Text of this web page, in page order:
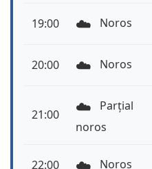
19:00 ☁️ Noros
20:00 ☁️ Noros
21:00 ☁️
Parțial
noros
22:00 Noros